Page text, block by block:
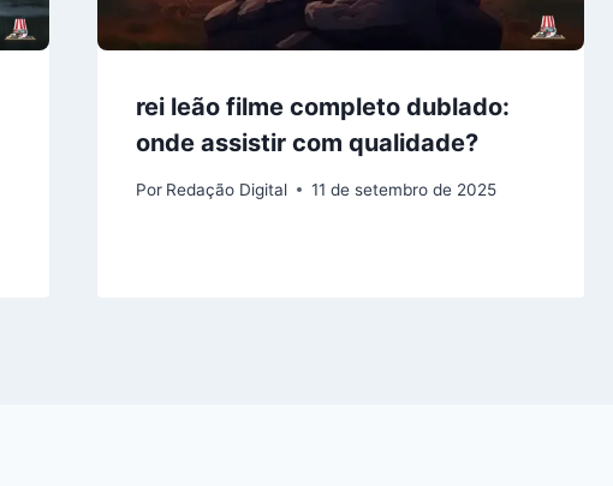
rei leão filme completo dublado:
onde assistir com qualidade?
Por Redação Digital 11 de setembro de 2025